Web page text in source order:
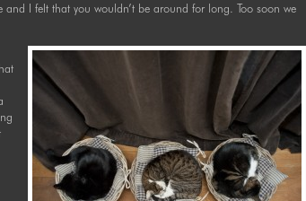
and I felt that you wouldn’t be around for long. Too soon we